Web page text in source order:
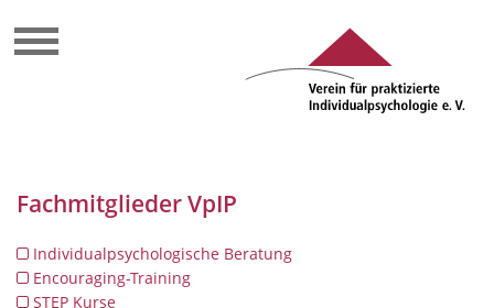
Fachmitglieder VpIP
Individualpsychologische Beratung
Encouraging-Training
STEP Kurse